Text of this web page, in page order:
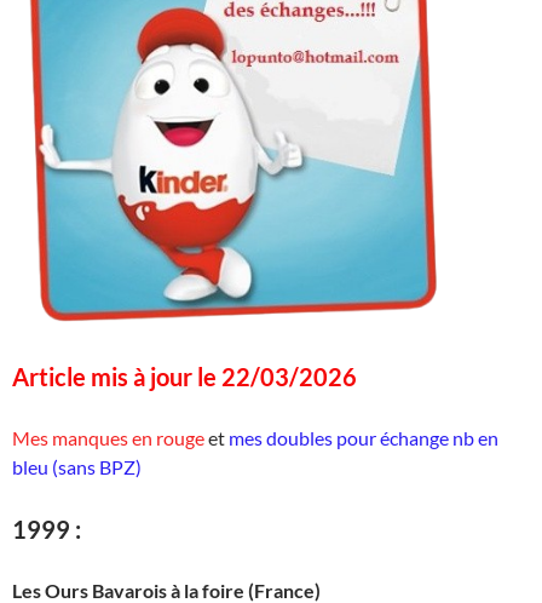
Article mis à jour le 22/03/2026
Mes manques en rougeet mes doubles pour échange nb en
bleu (sans BPZ)
1999 :
Les Ours Bavarois à la foire (France)